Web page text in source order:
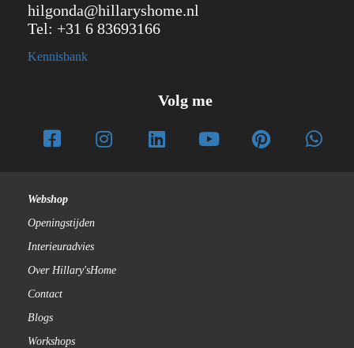
hilgonda@hillaryshome.nl
Tel: +31 6 83693166
Kennisbank
Volg me
Webshop
Openingstijden
Interieuradvies
Over Hillary'sHome
Contact
Blogs
Workshops